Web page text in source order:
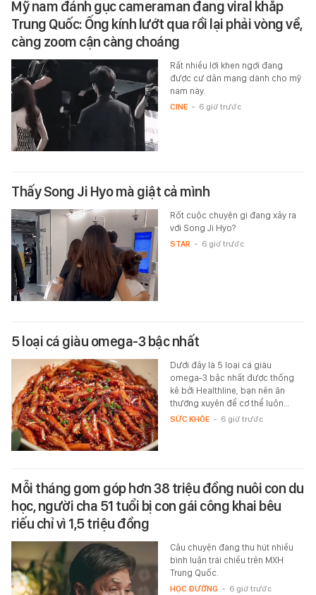
Mỹ nam đánh gục cameraman đang viral khắp
Trung Quốc: Ống kính lướt qua rồi lại phải vòng về,
càng zoom cận càng choáng
Rất nhiều lời khen ngợi đang
được cư dân mạng dành cho mỹ
nam này.
CINE - 6 giờ trước
Thấy Song Ji Hyo mà giật cả mình
Rốt cuộc chuyện gì đang xảy ra
với Song Ji Hyo?
STAR - 6 giờ trước
5 loại cá giàu omega-3 bậc nhất
Dưới đây là 5 loại cá giàu
omega-3 bậc nhất được thống
kê bởi Healthline, bạn nên ăn
thường xuyên để cơ thể luôn…
SỨC KHỎE - 6 giờ trước
Mỗi tháng gom góp hơn 38 triệu đồng nuôi con du
học, người cha 51 tuổi bị con gái công khai bêu
riếu chỉ vì 1,5 triệu đồng
Câu chuyện đang thu hút nhiều
bình luận trái chiều trên MXH
Trung Quốc.
HỌC ĐƯỜNG - 6 giờ trước